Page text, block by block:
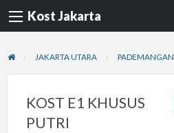
Kost Jakarta
JAKARTA UTARA PADEMANGAN
KOST E1 KHUSUS
PUTRI